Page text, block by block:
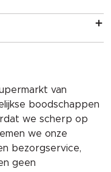
van
boodschappen
we scherp op
we onze
bezorgservice,
geen